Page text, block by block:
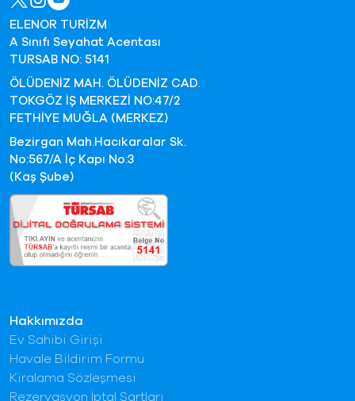
Hakkımızda
Ev Sahibi Girişi
Havale Bildirim Formu
Kiralama Sözleşmesi
Rezervasyon İptal Şartları
ELENOR TURİZM
A Sınıfı Seyahat Acentası
TURSAB NO: 5141
ÖLÜDENİZ MAH. ÖLÜDENİZ CAD.
TOKGÖZ İŞ MERKEZİ NO:47/2
FETHİYE MUĞLA (MERKEZ)
Bezirgan Mah.Hacıkaralar Sk.
No:567/A İç Kapı No:3
(Kaş Şube)